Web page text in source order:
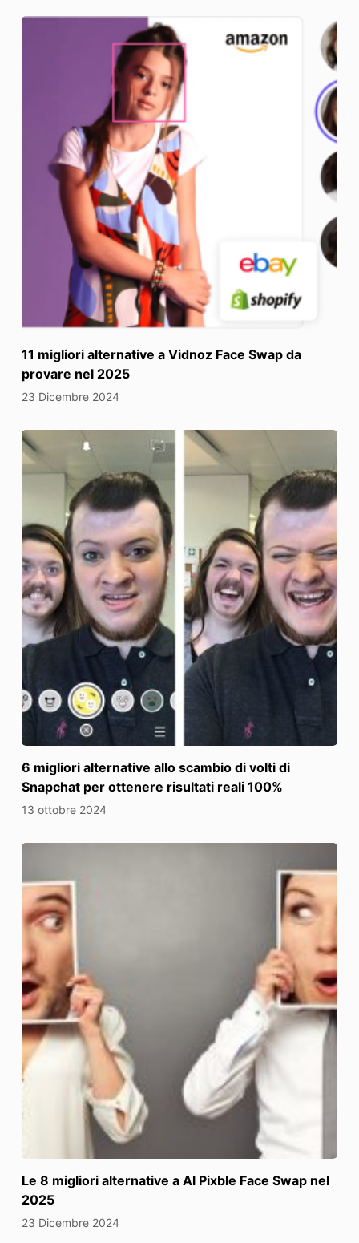
11 migliori alternative a Vidnoz Face Swap da
provare nel 2025
23 Dicembre 2024
6 migliori alternative allo scambio di volti di
Snapchat per ottenere risultati reali 100%
13 ottobre 2024
Le 8 migliori alternative a Al Pixble Face Swap nel
2025
23 Dicembre 2024